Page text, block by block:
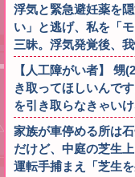
浮気と緊急避妊薬を
い」と逃げ、私を「
三昧。浮気発覚後、
【人工障がい者】 甥
き取ってほしいんで
を引き取らなきゃい
家族が車停める所は
だけど、中庭の芝生
運転手捕まえ「芝生